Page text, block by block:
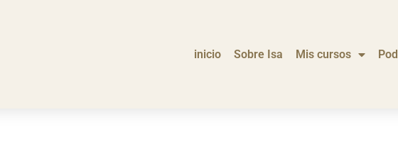
inicio Sobre Isa Mis cursos